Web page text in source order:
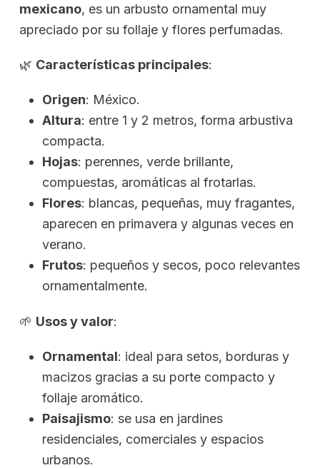
mexicano, es un arbusto ornamental muy
apreciado por su follaje y flores perfumadas.
🌿 Características principales:
Origen: México.
Altura: entre 1 y 2 metros, forma arbustiva
compacta.
Hojas: perennes, verde brillante,
compuestas, aromáticas al frotarlas.
Flores: blancas, pequeñas, muy fragantes,
aparecen en primavera y algunas veces en
verano.
Frutos: pequeños y secos, poco relevantes
ornamentalmente.
🌱 Usos y valor:
Ornamental: ideal para setos, borduras y
macizos gracias a su porte compacto y
follaje aromático.
Paisajismo: se usa en jardines
residenciales, comerciales y espacios
urbanos.